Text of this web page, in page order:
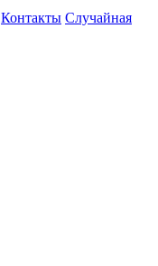
Контакты Случайная